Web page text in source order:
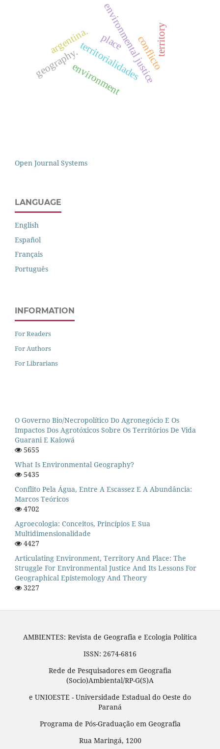
territorialidadesconflicto
argentina.
environment
territory
place
environmental justice
geography.
Open Journal Systems
LANGUAGE
English
Español
Français
Português
INFORMATION
For Readers
For Authors
For Librarians
O Governo Bio/necropolítico Do Agronegócio E Os
Impactos Dos Agrotóxicos Sobre Os Territórios De Vida
Guarani E Kaiowá
5655
What Is Environmental Geography?
5435
Conflito Pela Água, Entre A Escassez E A Abundância:
Marcos Teóricos
4702
Agroecologia: Conceitos, Princípios E Sua
Multidimensionalidade
4427
Articulating Environment, Territory And Place: The
Struggle For Environmental Justice And Its Lessons For
Geographical Epistemology And Theory
3227
AMBIENTES: Revista de Geografia e Ecologia Política
ISSN: 2674-6816
Rede de Pesquisadores em Geografia
(Socio)Ambiental/RP-G(S)A
e UNIOESTE - Universidade Estadual do Oeste do
Paraná
Programa de Pós-Graduação em Geografia
Rua Maringá, 1200